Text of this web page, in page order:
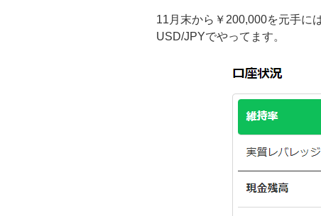
11月末から￥200,000を元手に
USD/JPYでやってます。